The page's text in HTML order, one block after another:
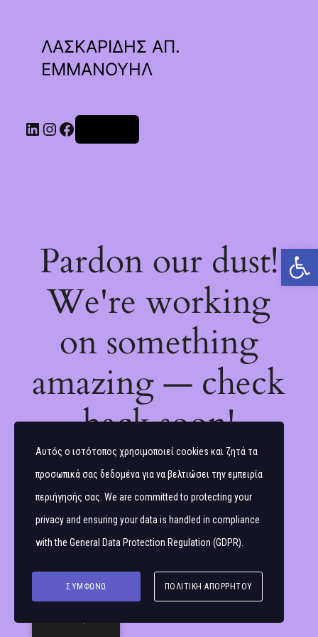
Ανοίξτε τη γραμμή εργαλείων
ΛΑΣΚΑΡΙΔΗΣ ΑΠ.
ΕΜΜΑΝΟΥΗΛ
Linkedin
Instagram
Facebook
Pardon our dust!
We're working
on something
amazing — check
back soon!
Αυτός ο ιστότοπος χρησιμοποιεί cookies και ζητά τα
προσωπικά σας δεδομένα για να βελτιώσει την εμπειρία
περιήγησής σας. We are committed to protecting your
privacy and ensuring your data is handled in compliance
with the General Data Protection Regulation (GDPR)
ΣΥΜΦΩΝΏ ΠΟΛΙΤΙΚΉ ΑΠΟΡΡΉΤΟΥ